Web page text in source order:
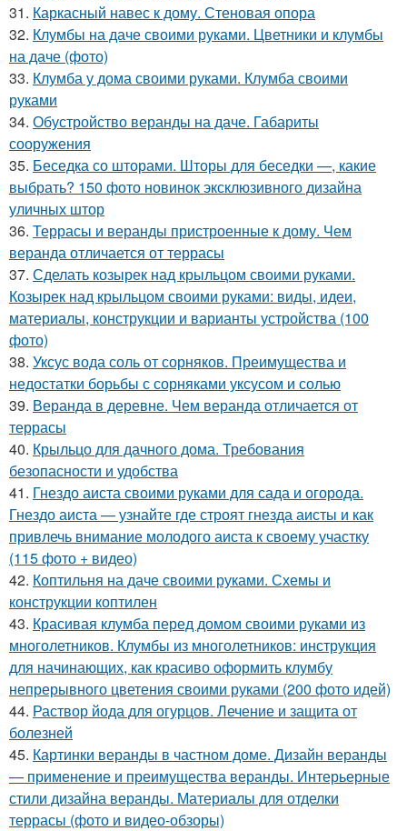
31. Каркасный навес к дому. Стеновая опора
32. Клумбы на даче своими руками. Цветники и клумбы
на даче (фото)
33. Клумба у дома своими руками. Клумба своими
руками
34. Обустройство веранды на даче. Габариты
сооружения
35. Беседка со шторами. Шторы для беседки —, какие
выбрать? 150 фото новинок эксклюзивного дизайна
уличных штор
36. Террасы и веранды пристроенные к дому. Чем
веранда отличается от террасы
37. Сделать козырек над крыльцом своими руками.
Козырек над крыльцом своими руками: виды, идеи,
материалы, конструкции и варианты устройства (100
фото)
38. Уксус вода соль от сорняков. Преимущества и
недостатки борьбы с сорняками уксусом и солью
39. Веранда в деревне. Чем веранда отличается от
террасы
40. Крыльцо для дачного дома. Требования
безопасности и удобства
41. Гнездо аиста своими руками для сада и огорода.
Гнездо аиста — узнайте где строят гнезда аисты и как
привлечь внимание молодого аиста к своему участку
(115 фото + видео)
42. Коптильня на даче своими руками. Схемы и
конструкции коптилен
43. Красивая клумба перед домом своими руками из
многолетников. Клумбы из многолетников: инструкция
для начинающих, как красиво оформить клумбу
непрерывного цветения своими руками (200 фото идей)
44. Раствор йода для огурцов. Лечение и защита от
болезней
45. Картинки веранды в частном доме. Дизайн веранды
— применение и преимущества веранды. Интерьерные
стили дизайна веранды. Материалы для отделки
террасы (фото и видео-обзоры)